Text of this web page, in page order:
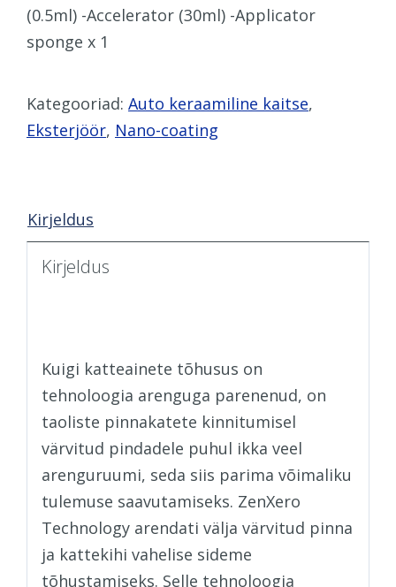
(0.5ml) -Accelerator (30ml) -Applicator
sponge x 1
Kategooriad: Auto keraamiline kaitse,
Eksterjöör, Nano-coating
Kirjeldus
Kirjeldus
Kuigi katteainete tõhusus on
tehnoloogia arenguga parenenud, on
taoliste pinnakatete kinnitumisel
värvitud pindadele puhul ikka veel
arenguruumi, seda siis parima võimaliku
tulemuse saavutamiseks. ZenXero
Technology arendati välja värvitud pinna
ja kattekihi vahelise sideme
tõhustamiseks. Selle tehnoloogia